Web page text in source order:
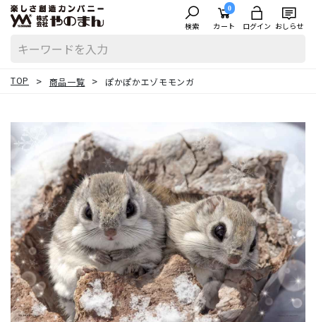
検索
0
カート ログイン おしらせ
TOP 商品一覧 ぽかぽかエゾモモンガ